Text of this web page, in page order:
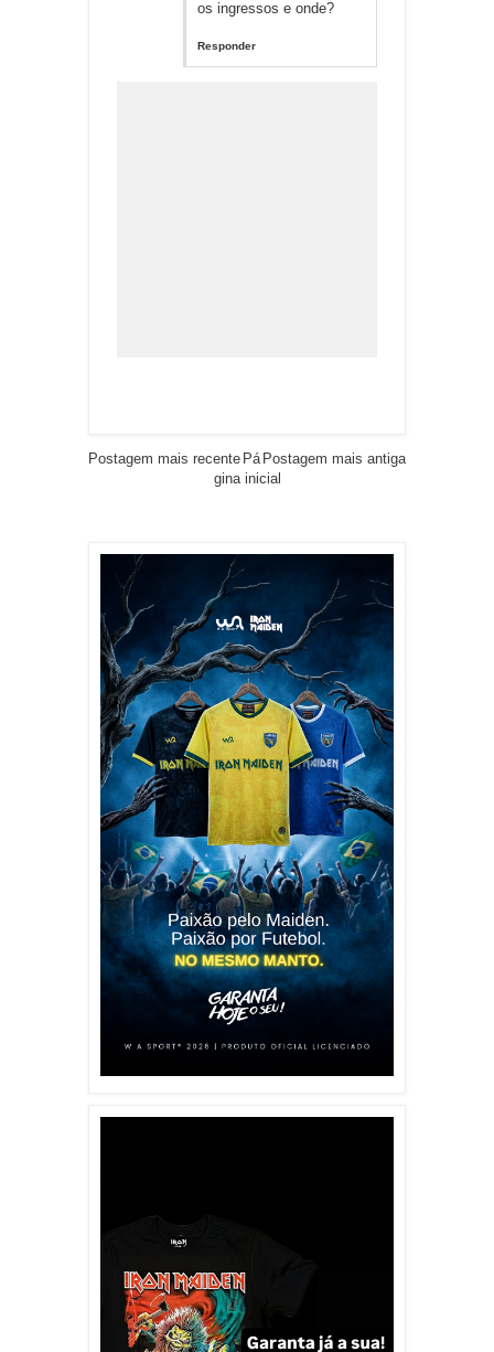
os ingressos e onde?
Responder
Postagem mais recente Postagem mais antiga
Pá
gina inicial